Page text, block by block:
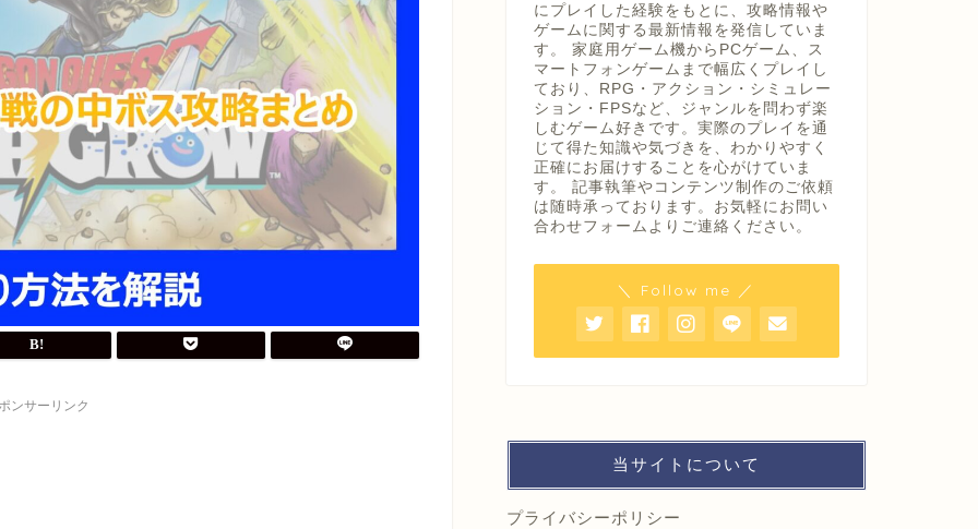
ンサーリンク
にプレイした経験をもとに、攻略情報や
ゲームに関する最新情報を発信していま
す。 家庭用ゲーム機からPCゲーム、ス
マートフォンゲームまで幅広くプレイし
ており、RPG・アクション・シミュレー
ション・FPSなど、ジャンルを問わず楽
しむゲーム好きです。実際のプレイを通
じて得た知識や気づきを、わかりやすく
正確にお届けすることを心がけていま
す。 記事執筆やコンテンツ制作のご依頼
は随時承っております。お気軽にお問い
合わせフォームよりご連絡ください。
＼ Follow me ／
当サイトについて
プライバシーポリシー